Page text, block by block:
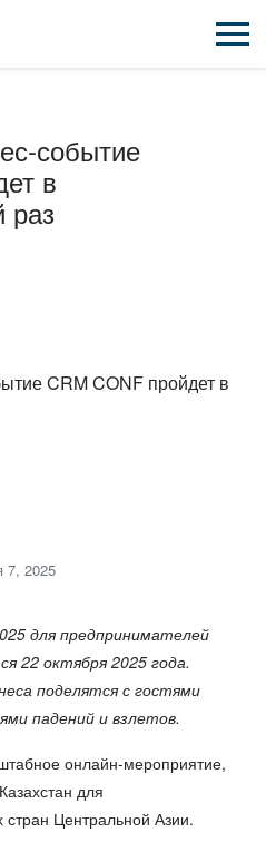
БЕСПЛАТНО
событие
в
раз
7, 2025
для предпринимателей
22 октября 2025 года.
поделятся с гостями
падений и взлетов.
онлайн-мероприятие,
для
Центральной Азии.